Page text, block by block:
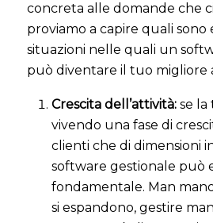
concreta alle domande che
proviamo a capire quali
situazioni nelle quali un
può diventare il tuo migliore
Crescita dell’attività: se la
vivendo una fase di
clienti che di dimensioni
software gestionale può
fondamentale. Man
si espandono, gestire